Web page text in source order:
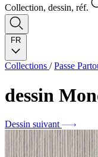
Collection, dessin, réf.
FR
Collections / Passe
dessin
Dessin suivant